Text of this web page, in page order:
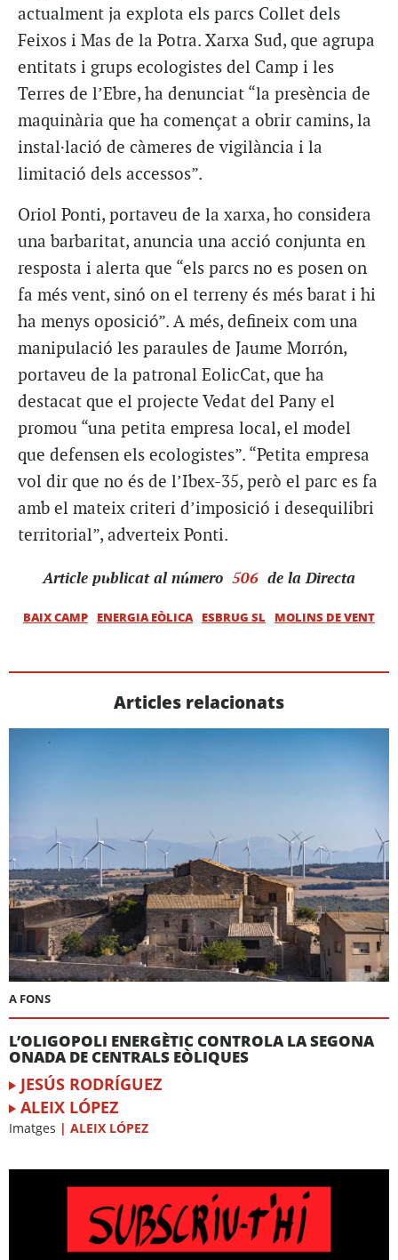
actualment ja explota els parcs Collet dels
Feixos i Mas de la Potra. Xarxa Sud, que agrupa
entitats i grups ecologistes del Camp i les
Terres de l’Ebre, ha denunciat “la presència de
maquinària que ha començat a obrir camins, la
instal·lació de càmeres de vigilància i la
limitació dels accessos”.
Oriol Ponti, portaveu de la xarxa, ho considera
una barbaritat, anuncia una acció conjunta en
resposta i alerta que “els parcs no es posen on
fa més vent, sinó on el terreny és més barat i hi
ha menys oposició”. A més, defineix com una
manipulació les paraules de Jaume Morrón,
portaveu de la patronal EolicCat, que ha
destacat que el projecte Vedat del Pany el
promou “una petita empresa local, el model
que defensen els ecologistes”. “Petita empresa
vol dir que no és de l’Ibex-35, però el parc es fa
amb el mateix criteri d’imposició i desequilibri
territorial”, adverteix Ponti.
Article publicat al número 506 de la Directa
BAIX CAMP ENERGIA EÒLICA ESBRUG SL MOLINS DE VENT
Articles relacionats
A FONS
L’OLIGOPOLI ENERGÈTIC CONTROLA LA SEGONA
ONADA DE CENTRALS EÒLIQUES
JESÚS RODRÍGUEZ
ALEIX LÓPEZ
Imatges | ALEIX LÓPEZ